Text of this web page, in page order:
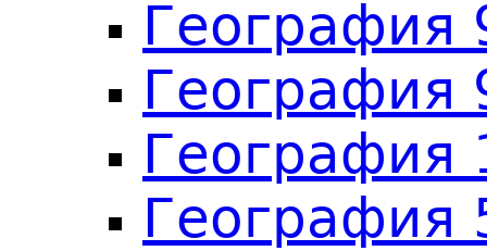
География
География
География
География